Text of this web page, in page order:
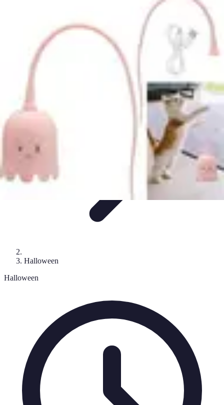
Légendes et
DIY & Décoration
Citrouilles et Fantômes
Halloween
Halloween